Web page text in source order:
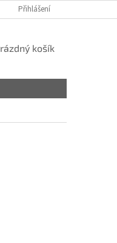
Přihlášení
košík